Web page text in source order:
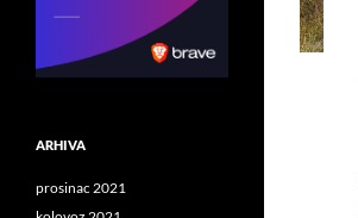
ARHIVA
prosinac 2021